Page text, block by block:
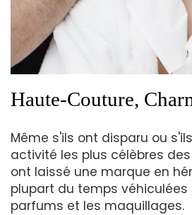
Haute-Couture,
Même s'ils ont disparu ou
activité les plus célèbres
ont laissé une marque en
plupart du temps véhiculées
parfums et les maquillages.